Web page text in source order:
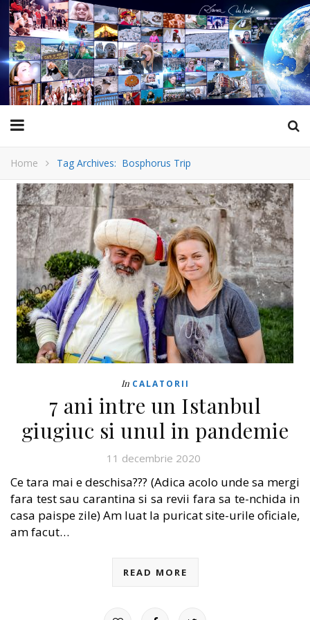
Home Tag Archives: Bosphorus Trip
In CALATORII
7 ani intre un Istanbul
giugiuc si unul in pandemie
11 decembrie 2020
Ce tara mai e deschisa??? (Adica acolo unde sa mergi
fara test sau carantina si sa revii fara sa te-nchida in
casa paispe zile) Am luat la puricat site-urile oficiale,
am facut…
READ MORE